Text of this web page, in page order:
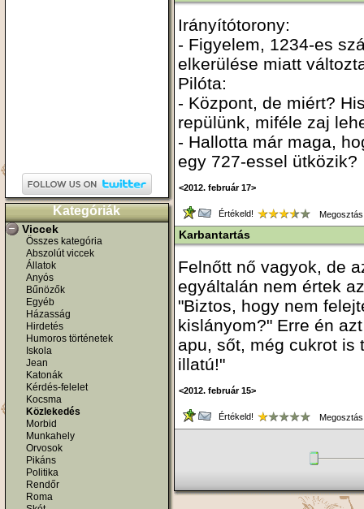
Kategóriák
Viccek
Összes kategória
Abszolút viccek
Állatok
Anyós
Bűnözők
Egyéb
Házasság
Hirdetés
Humoros történetek
Iskola
Jean
Katonák
Kérdés-felelet
Kocsma
Közlekedés
Morbid
Munkahely
Orvosok
Pikáns
Politika
Rendőr
Roma
Irányítótorony:
- Figyelem, 1234-es
elkerülése miatt
Pilóta:
- Központ, de miért?
repülünk, miféle zaj
- Hallotta már maga,
egy 727-essel ütközik?
<2012. február 17>
Értékeld!
Karbantartás
Felnőtt nő vagyok, de
egyáltalán nem értek
"Biztos, hogy nem
kislányom?" Erre én
apu, sőt, még cukrot is
illatú!"
<2012. február 15>
Értékeld!